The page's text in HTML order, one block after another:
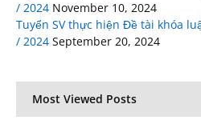
/ 2024 November 10, 2024
Tuyển SV thực hiện Đề tài khóa
/ 2024 September 20, 2024
Most Viewed Posts